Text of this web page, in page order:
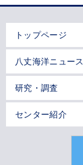
トップページ
八丈海洋ニュース
研究・調査
センター紹介